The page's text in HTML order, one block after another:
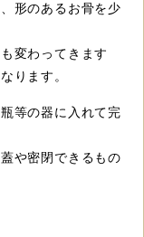
形のあるお骨を少
変わってきます
ります。
等の器に入れて完
や密閉できるもの